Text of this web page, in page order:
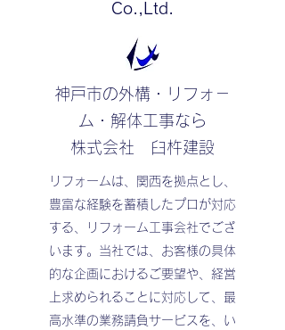
Co.,Ltd.
神戸市の外構・リフォ－
ム・解体工事なら
​株式会社 臼杵建設
リフォームは、関西を拠点とし、
豊富な経験を蓄積したプロが対応
する、リフォーム工事会社でござ
います。当社では、お客様の具体
的な企画におけるご要望や、経営
上求められることに対応して、最
高水準の業務請負サービスを、い